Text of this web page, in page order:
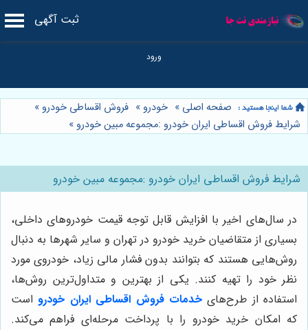
ثبت آگهی
صفحه اصلی » خودرو » فروش اقساطی خودرو »
شرایط فروش اقساطی ایران خودرو :مجموعه مبین خودرو »
شرایط فروش اقساطی ایران خودرو :مجموعه مبین خودرو
در سال‌های اخیر با افزایش قابل توجه قیمت خودروهای داخلی،
بسیاری از متقاضیان خرید خودرو در تهران و سایر شهرها به دنبال
روش‌هایی هستند که بتوانند بدون فشار مالی زیاد، خودروی مورد
نظر خود را تهیه کنند. یکی از بهترین و متداول‌ترین روش‌ها،
استفاده از طرح‌های خدمات فروش اقساطی ایران خودرو است
که امکان خرید خودرو را با پرداخت مرحله‌ای فراهم می‌کند.